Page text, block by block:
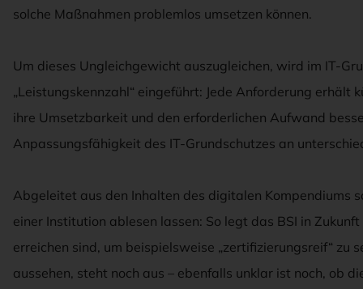
solche Maßnahmen problemlos umsetzen können.
Um dieses Ungleichgewicht auszugleichen, wird im IT-
„Leistungskennzahl“ eingeführt: Jede Anforderung
ihre Umsetzbarkeit und den erforderlichen Aufwand
Anpassungsfähigkeit des IT-Grundschutzes an
Abgeleitet aus den Inhalten des digitalen Kompendiums
einer Institution ablesen lassen: So legt das BSI in
erreichen sind, um beispielsweise „zertifizierungsreif“ zu
aussehen, steht noch aus – ebenfalls unklar ist noch, ob